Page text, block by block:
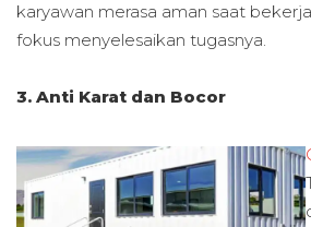
karyawan merasa aman saat
fokus menyelesaikan tugasnya.
3. Anti Karat dan Bocor